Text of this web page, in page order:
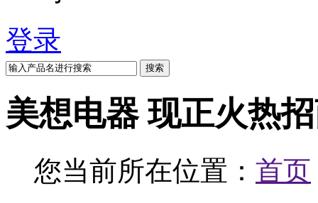
登录
搜索
美想电器 现正火热
您当前所在位置： 首页